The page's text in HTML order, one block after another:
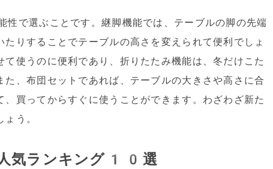
で選ぶことです。継脚機能では、テーブルの脚の先端
りすることでテーブルの高さを変えられて便利でしょ
て使うのに便利であり、折りたたみ機能は、冬だけこた
、布団セットであれば、テーブルの大きさや高さに合
買ってからすぐに使うことができます。わざわざ新た
う。
人気ランキング10選